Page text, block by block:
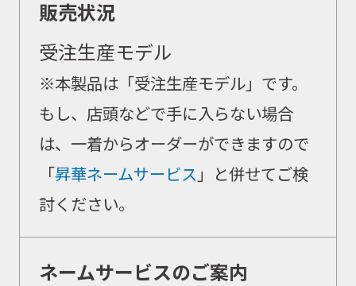
キャンペーン
お問合せ
会社概要
販売状況
受注生産モデル
※本製品は「受注生産モデル」です。
もし、店頭などで手に入らない場合
は、一着からオーダーができますので
「昇華ネームサービス 」と併せてご検
討ください。
ネームサービスのご案内